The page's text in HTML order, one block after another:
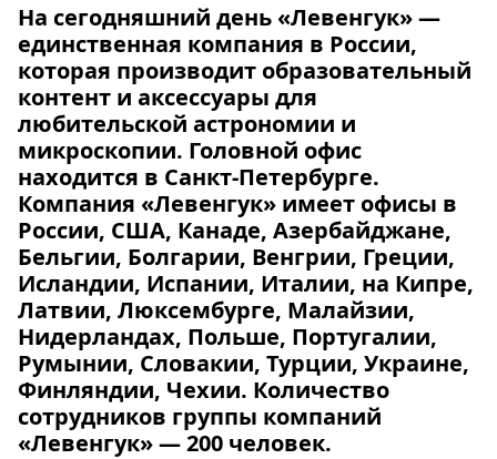
На сегодняшний день «Левенгук» —
единственная компания в России,
которая производит образовательный
контент и аксессуары для
любительской астрономии и
микроскопии. Головной офис
находится в Санкт-Петербурге.
Компания «Левенгук» имеет офисы в
России, США, Канаде, Азербайджане,
Бельгии, Болгарии, Венгрии, Греции,
Исландии, Испании, Италии, на Кипре,
Латвии, Люксембурге, Малайзии,
Нидерландах, Польше, Португалии,
Румынии, Словакии, Турции, Украине,
Финляндии, Чехии. Количество
сотрудников группы компаний
«Левенгук» — 200 человек.